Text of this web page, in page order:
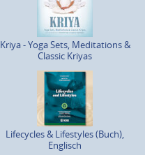
Kriya - Yoga Sets, Meditations &
Classic Kriyas
Lifecycles & Lifestyles (Buch),
Englisch